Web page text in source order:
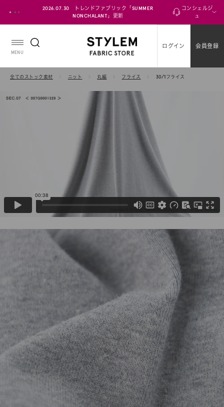
テ
2026.07.30 トレンドファブリック「SUMMER
NONCHALANT」更新
コンシェルジ
ュ
MENU
ログイン 会員登録
全てのストック素材 ニット 丸編 フライス 30/1フライス